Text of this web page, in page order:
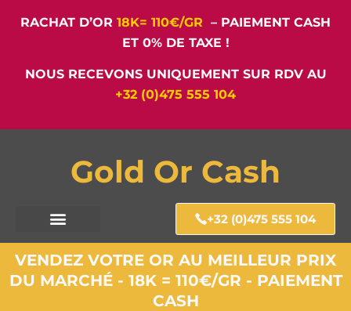
RACHAT D’OR 18K= 110€/GR – PAIEMENT CASH
ET 0% DE TAXE !
NOUS RECEVONS UNIQUEMENT SUR RDV AU
+32 (0)475 555 104
Gold Or Cash
+32 (0)475 555 104
VENDEZ VOTRE OR AU MEILLEUR PRIX
DU MARCHÉ - 18K = 110€/GR - PAIEMENT
CASH